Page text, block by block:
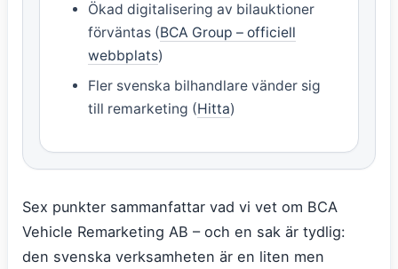
Ökad digitalisering av bilauktioner
förväntas (BCA Group – officiell
webbplats)
Fler svenska bilhandlare vänder sig
till remarketing (Hitta)
Sex punkter sammanfattar vad vi vet om BCA
Vehicle Remarketing AB – och en sak är tydlig:
den svenska verksamheten är en liten men